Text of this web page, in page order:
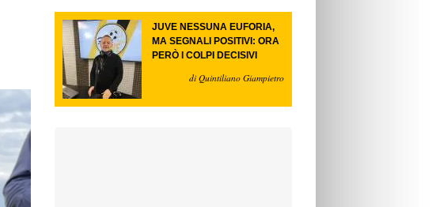
JUVE NESSUNA EUFORIA,
MA SEGNALI POSITIVI: ORA
PERÒ I COLPI DECISIVI
di Quintiliano Giampietro